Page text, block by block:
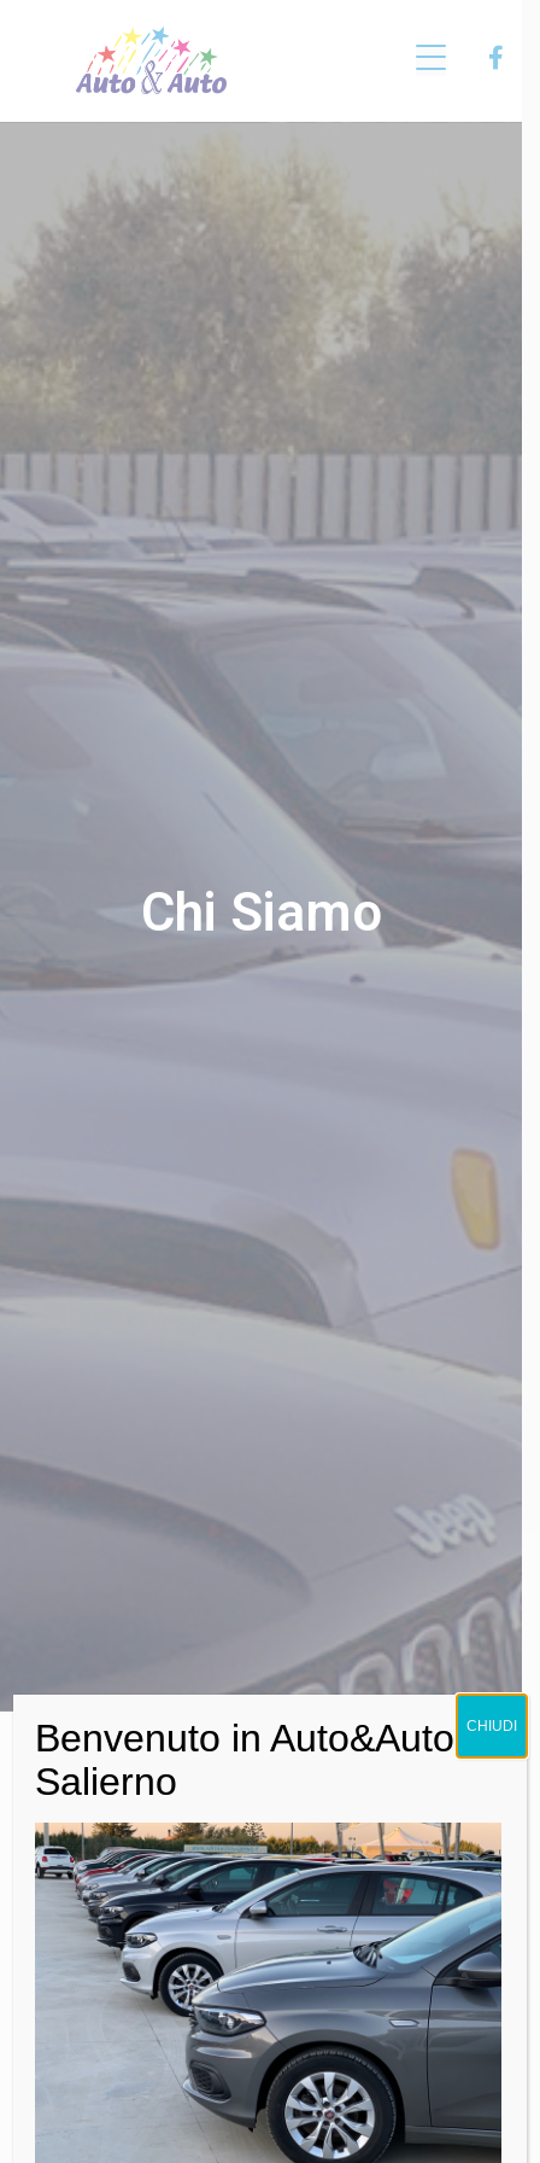
Chi Siamo
65 ANNI DI ESPERIENZA
Auto Salierno da oltre 65 anni è specializzata nella vendita
di auto usate, aziendali, km 0 e veicoli commerciali con
sede a Bitonto, Cuore di Puglia. Offriamo una grande
esperienza nel settore auto che ci consente di consigliare
sempre la scelta più idonea, con le caratteristiche più
adeguate ad ogni esigenza, anche le più particolari. Le
vetture vengono accuratamente selezionate e garantite.
Auto Salierno si caratterizza per un nuovissimo parco
auto, il nostro personale vi seguirà con competenza e
cortesia nell’acquisto e vi fornirà tutte le informazioni
Benvenuto in Auto&Auto
Salierno
CHIUDI